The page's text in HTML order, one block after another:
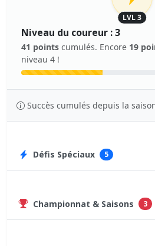
LVL 3
Niveau du coureur : 3
41 points cumulés. Encore 19
niveau 4 !
Succès cumulés depuis la
Défis Spéciaux 5
Championnat & Saisons 3